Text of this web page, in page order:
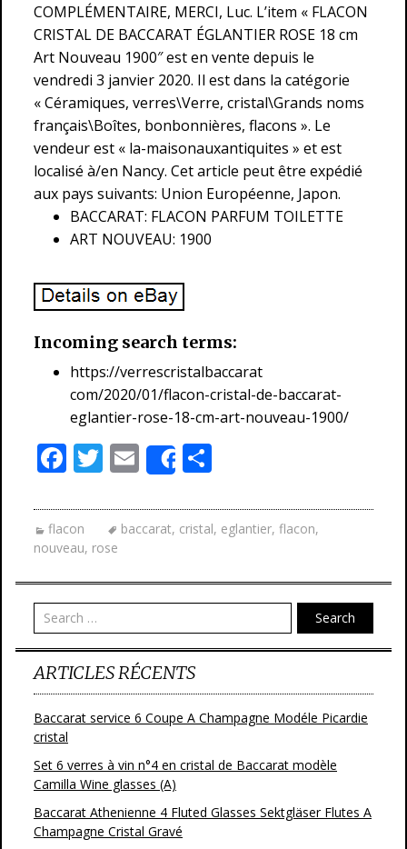
COMPLÉMENTAIRE, MERCI, Luc. L’item « FLACON
CRISTAL DE BACCARAT ÉGLANTIER ROSE 18 cm
Art Nouveau 1900″ est en vente depuis le
vendredi 3 janvier 2020. Il est dans la catégorie
« Céramiques, verres\Verre, cristal\Grands noms
français\Boîtes, bonbonnières, flacons ». Le
vendeur est « la-maisonauxantiquites » et est
localisé à/en Nancy. Cet article peut être expédié
aux pays suivants: Union Européenne, Japon.
BACCARAT: FLACON PARFUM TOILETTE
ART NOUVEAU: 1900
Incoming search terms:
https://verrescristalbaccarat
com/2020/01/flacon-cristal-de-baccarat-
eglantier-rose-18-cm-art-nouveau-1900/
F
ac
e
b
o
o
k
T
w
itt
er
E
m
ai
l
Share
ta
g
er
flacon baccarat, cristal, eglantier, flacon,
nouveau, rose
Search
ARTICLES RÉCENTS
Baccarat service 6 Coupe A Champagne Modéle Picardie
cristal
Set 6 verres à vin n°4 en cristal de Baccarat modèle
Camilla Wine glasses (A)
Baccarat Athenienne 4 Fluted Glasses Sektgläser Flutes A
Champagne Cristal Gravé